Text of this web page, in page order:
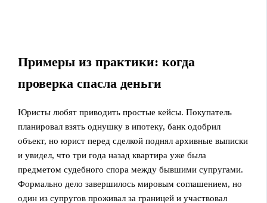
Примеры из практики: когда
проверка спасла деньги
Юристы любят приводить простые кейсы. Покупатель
планировал взять однушку в ипотеку, банк одобрил
объект, но юрист перед сделкой поднял архивные выписки
и увидел, что три года назад квартира уже была
предметом судебного спора между бывшими супругами.
Формально дело завершилось мировым соглашением, но
один из супругов проживал за границей и участвовал